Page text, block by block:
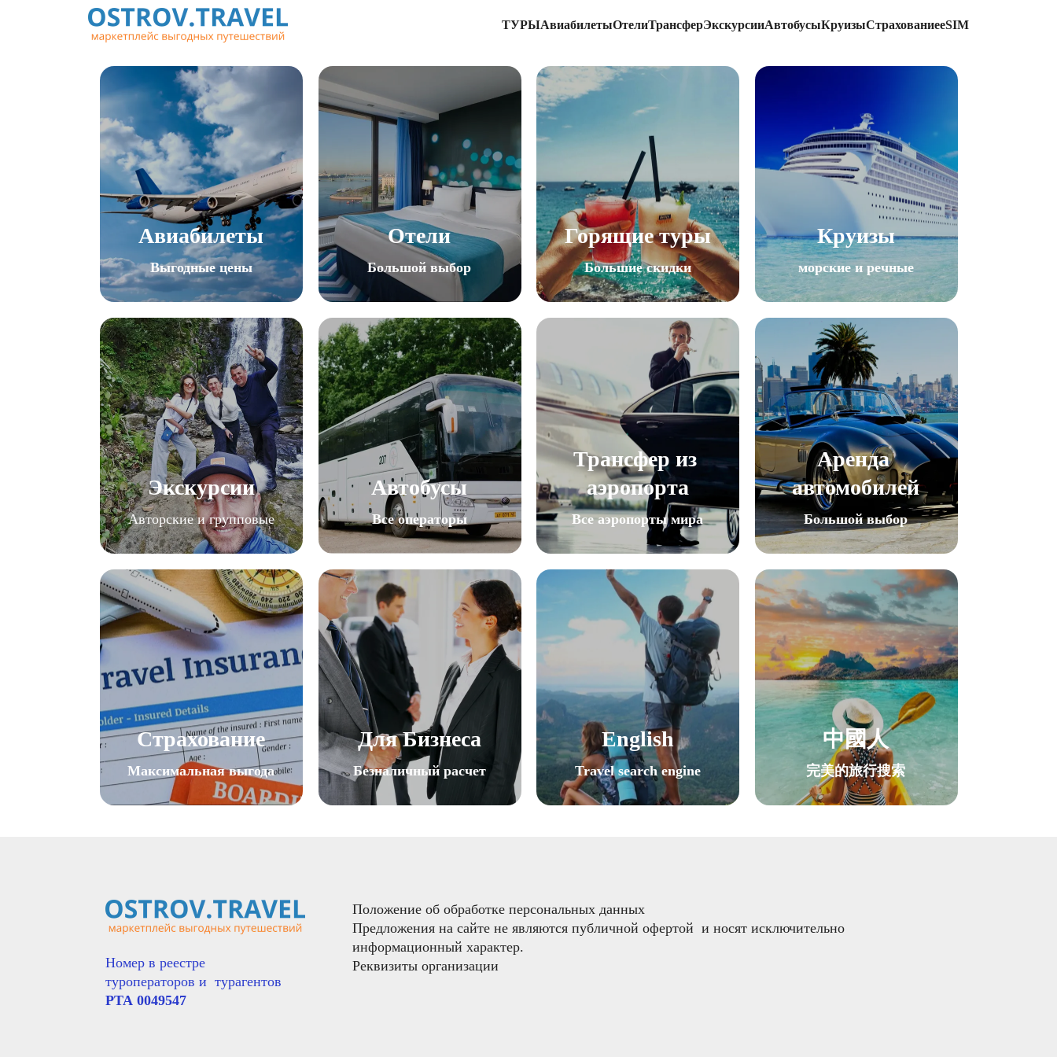
ТУРЫАвиабилетыОтелиТрансферЭкскурсииАвтобусыКруизыСтрахованиеeSIM
Авиабилеты
Выгодные цены
Отели
Большой выбор
Горящие туры
Большие скидки
Круизы
морские и речные
Экскурсии
Авторские и групповые
Автобусы
Все операторы
Трансфер из
аэропорта
Все аэропорты мира
Аренда
автомобилей
Большой выбор
Страхование
Максимальная выгода
Для Бизнеса
Безналичный расчет
English
Travel search engine
中國人
完美的旅行搜索
Положение об обработке персональных данных
Предложения на сайте не являются публичной офертой  и носят исключительно
информационный характер.
Реквизиты организации
Номер в реестре
туроператоров и  турагентов
РТА 0049547